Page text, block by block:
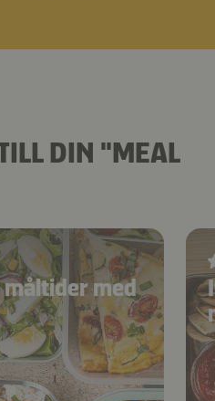
DIN "MEAL
måltider med